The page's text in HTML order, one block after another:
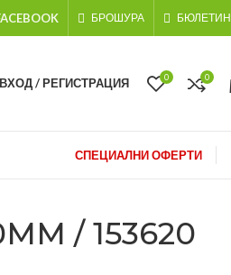
БРОШУРА БЮЛЕТИН
ВХОД / РЕГИСТРАЦИЯ 0 0
СПЕЦИАЛНИ ОФЕРТИ
/ 153620